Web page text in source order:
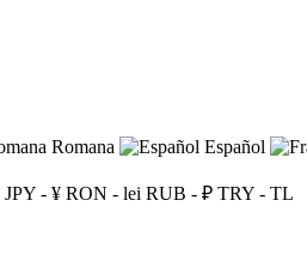
Romana Español
JPY - ¥ RON - lei RUB - ₽ TRY - TL